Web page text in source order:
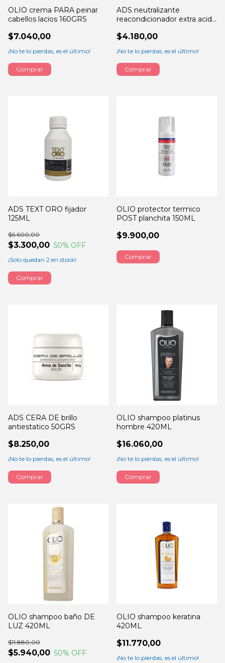
OLIO crema PARA peinar
cabellos lacios 160GRS
$7.040,00
¡No te lo pierdas, es el último!
ADS neutralizante
reacondicionador extra acido
$4.180,00
¡No te lo pierdas, es el último!
ADS TEXT ORO fijador
125ML
$3.300,00
$6.600,00
50% OFF
¡Solo quedan 2 en stock!
OLIO protector termico
POST planchita 150ML
$9.900,00
ADS CERA DE brillo
antiestatico 50GRS
$8.250,00
¡No te lo pierdas, es el último!
OLIO shampoo platinus
hombre 420ML
$16.060,00
¡No te lo pierdas, es el último!
OLIO shampoo baño DE
LUZ 420ML
$5.940,00
$11.880,00
50% OFF
OLIO shampoo keratina
420ML
$11.770,00
¡No te lo pierdas, es el último!